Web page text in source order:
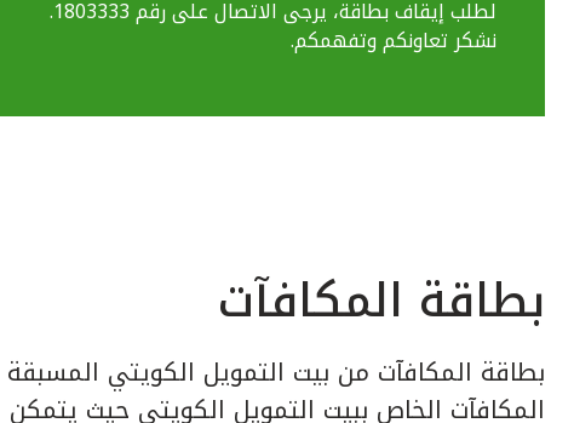
لطلب إيقاف بطاقة، يرجى الاتصال على رقم 1803333.
نشكر تعاونكم وتفهمكم.
بطاقة المكافآت
بطاقة المكافآت من بيت التمويل الكويتي